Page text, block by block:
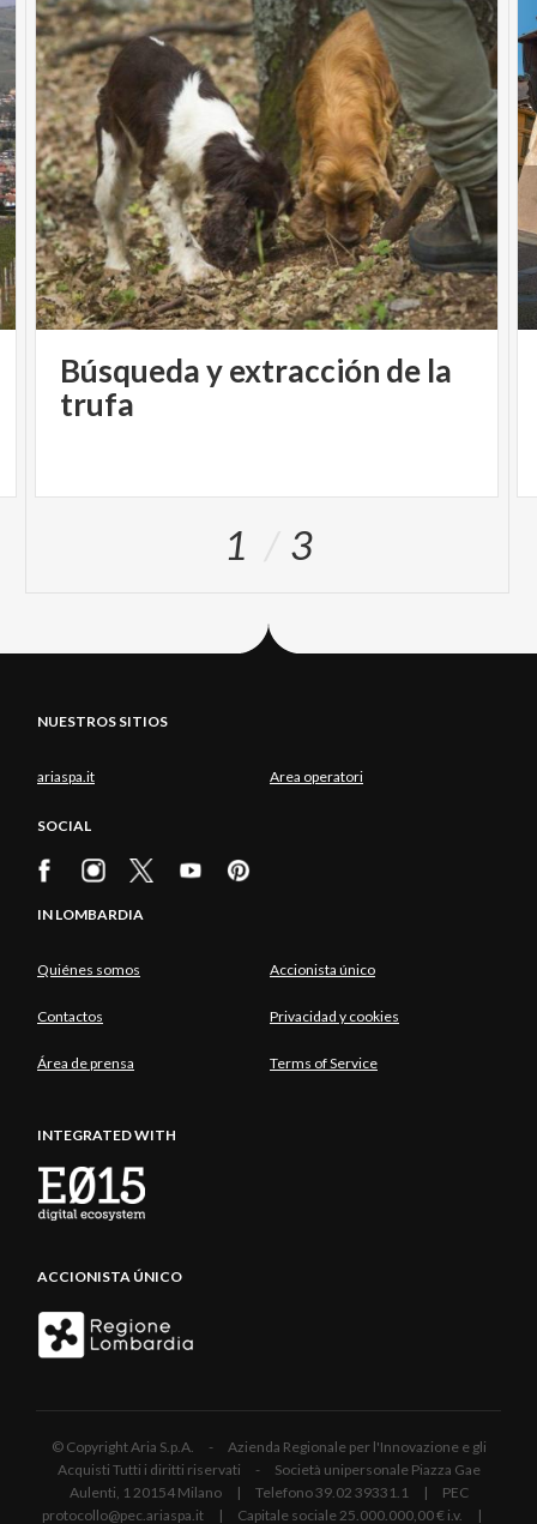
Búsqueda y extracción de la
trufa
1 3
NUESTROS SITIOS
ariaspa.it Area operatori
SOCIAL
IN LOMBARDIA
Quiénes somos Accionista único
Contactos Privacidad y cookies
Área de prensa Terms of Service
INTEGRATED WITH
ACCIONISTA ÚNICO
© Copyright Aria S.p.A. - Azienda Regionale per l'Innovazione e gli
Acquisti Tutti i diritti riservati - Società unipersonale Piazza Gae
Aulenti, 1 20154 Milano | Telefono 39.02 39331.1 | PEC
protocollo@pec.ariaspa.it | Capitale sociale 25.000.000,00 € i.v. |